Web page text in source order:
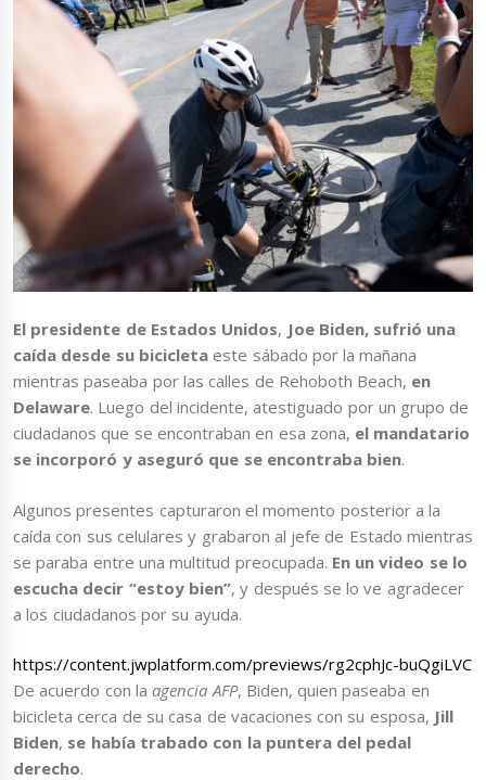
El presidente de Estados Unidos, Joe Biden, sufrió una
caída desde su bicicletaeste sábado por la mañana
mientras paseaba por las calles de Rehoboth Beach, en
Delaware. Luego del incidente, atestiguado por un grupo de
ciudadanos que se encontraban en esa zona, el mandatario
se incorporó y aseguró que se encontraba bien.
Algunos presentes capturaron el momento posterior a la
caída con sus celulares y grabaron al jefe de Estado mientras
se paraba entre una multitud preocupada. En un video se lo
escucha decir “estoy bien”, y después se lo ve agradecer
a los ciudadanos por su ayuda.
https://content.jwplatform.com/previews/rg2cphJc-buQgiLVC
De acuerdo con laagencia AFP, Biden, quien paseaba en
bicicleta cerca de su casa de vacaciones con su esposa, Jill
Biden, se había trabado con la puntera del pedal
derecho.